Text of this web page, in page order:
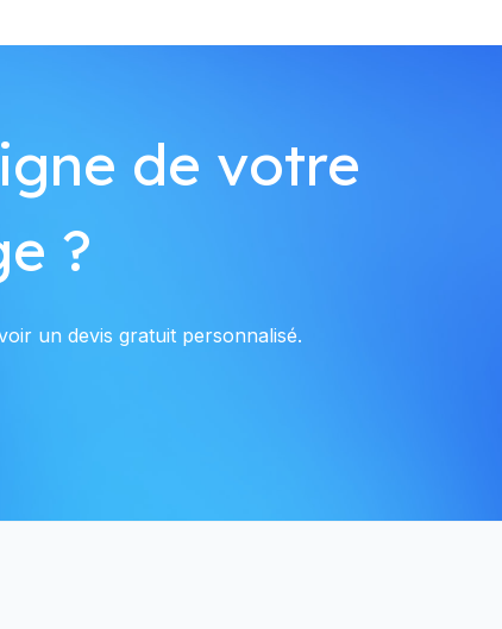
de votre
?
un devis gratuit personnalisé.